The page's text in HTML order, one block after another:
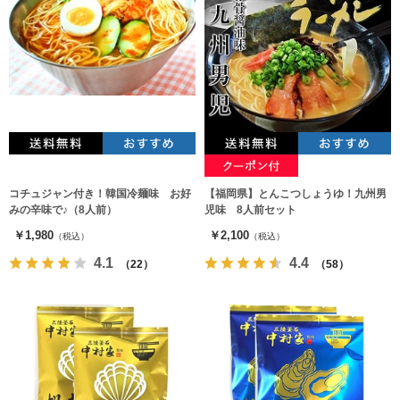
コチュジャン付き！韓国冷麺味 お好
みの辛味で♪（8人前）
￥1,980 （税込）
4.1 （22）
【福岡県】とんこつしょうゆ！九州男
児味 8人前セット
￥2,100 （税込）
4.4 （58）